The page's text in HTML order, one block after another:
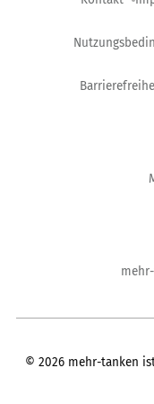
© 2026 mehr-tanken